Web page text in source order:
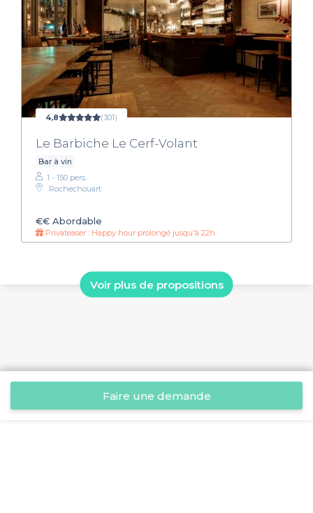
4,8 (301)
Le Barbiche Le Cerf-Volant
Bar à vin
1 - 150 pers.
Rochechouart
€€ Abordable
Privateaser : Happy hour prolongé jusqu'à 22h
Voir plus de propositions
Faire une demande